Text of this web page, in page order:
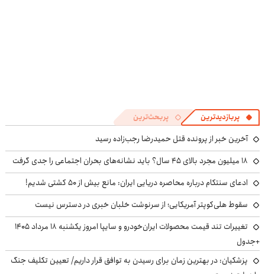
پربازدیدترین پربحث‌ترین
آخرین خبر از پرونده قتل حمیدرضا رجب‌زاده رسید
۱۸ میلیون مجرد بالای ۴۵ سال؟ باید نشانه‌های بحران اجتماعی را جدی گرفت
ادعای سنتکام درباره محاصره دریایی ایران: مانع بیش از ۵۰ کشتی شدیم!
سقوط هلی‌کوپتر آمریکایی؛ از سرنوشت خلبان خبری در دسترس نیست
تغییرات تند قیمت محصولات ایران‌خودرو و سایپا امروز یکشنبه ۱۸ مرداد ۱۴۰۵
+جدول
پزشکیان‌: در بهترین زمان برای رسیدن به توافق قرار داریم/ تعیین تکلیف جنگ